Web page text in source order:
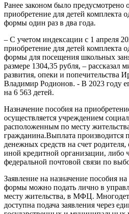
Ранее законом было предусмотрено
приобретение для детей комплекта
формы один раз в два года.
– С учетом индексации с 1 апреля
приобретение для детей комплекта
формы для посещения школьных
размере 1304,35 рубля, – рассказал
развития, опеки и попечительства
Владимир Родионов. - В 2023 году
на 6 563 детей.
Назначение пособия на
осуществляется учреждением
расположенным по месту
гражданина.Выплата производится
денежных средств на счет
иной кредитной организации, либо
федеральной почтовой связи по
Заявление на назначение пособия
формы можно подать лично в
месту жительства, в МФЦ.
доступна подача заявления через